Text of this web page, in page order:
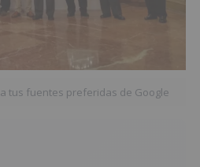
a tus fuentes preferidas de Google